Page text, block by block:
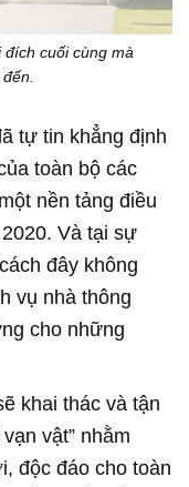
đích cuối cùng mà
tự tin khẳng định
toàn bộ các
nền tảng điều
Và tại sự
đây không
vụ nhà thông
cho những
khai thác và tận
vật” nhằm
độc đáo cho toàn